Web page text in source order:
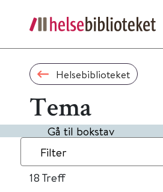
Helsebiblioteket
Tema
Gå til bokstav
Filter
18 Treff